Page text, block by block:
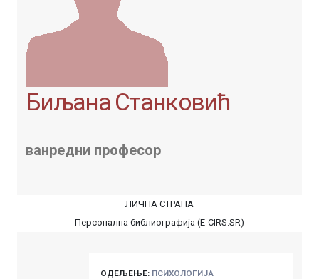
Биљана Станковић
ванредни професор
ЛИЧНА СТРАНА
Персонална библиографија (E-CIRS.SR)
ОДЕЉЕЊЕ: ПСИХОЛОГИЈА